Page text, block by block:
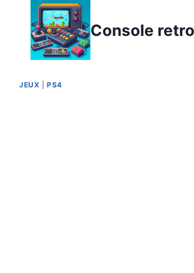
contenu
Console
JEUX |PS4